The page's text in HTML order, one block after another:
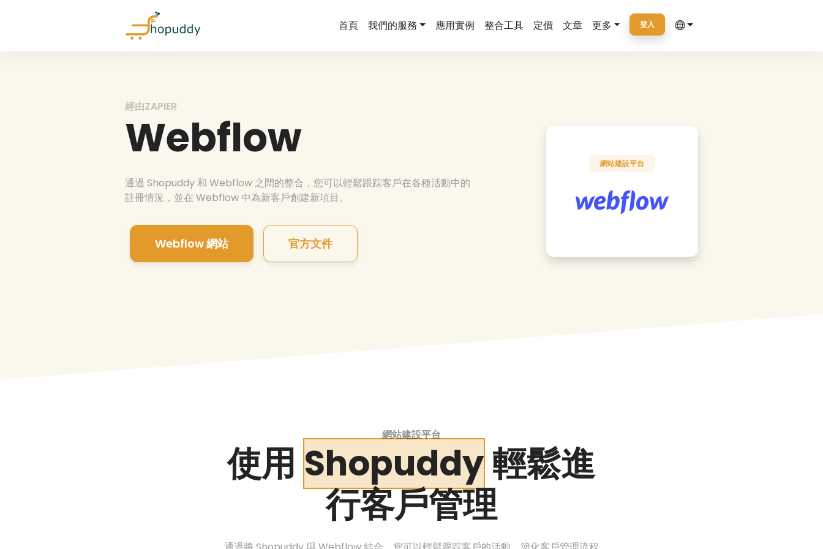
首頁 我們的服務 應用實例 整合工具 定價 文章 更多 登入
網站建設平台
經由ZAPIER
Webflow
通過 Shopuddy 和 Webflow 之間的整合，您可以輕鬆跟踪客戶在各種活動中的
註冊情況，並在 Webflow 中為新客戶創建新項目。
Webflow 網站 官方文件
網站建設平台
使用 Shopuddy輕鬆進
行客戶管理